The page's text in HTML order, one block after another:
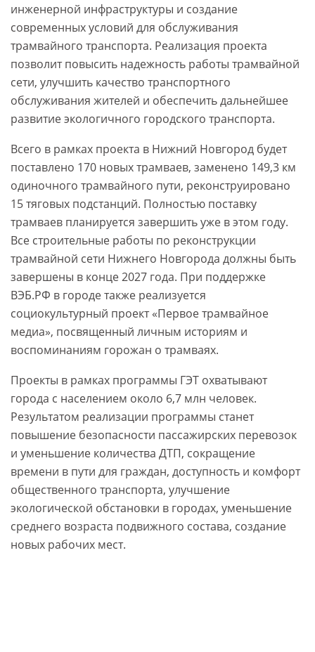
инженерной инфраструктуры и создание
современных условий для обслуживания
трамвайного транспорта. Реализация проекта
позволит повысить надежность работы трамвайной
сети, улучшить качество транспортного
обслуживания жителей и обеспечить дальнейшее
развитие экологичного городского транспорта.
Всего в рамках проекта в Нижний Новгород будет
поставлено 170 новых трамваев, заменено 149,3 км
одиночного трамвайного пути, реконструировано
15 тяговых подстанций. Полностью поставку
трамваев планируется завершить уже в этом году.
Все строительные работы по реконструкции
трамвайной сети Нижнего Новгорода должны быть
завершены в конце 2027 года. При поддержке
ВЭБ.РФ в городе также реализуется
социокультурный проект «Первое трамвайное
медиа», посвященный личным историям и
воспоминаниям горожан о трамваях.
Проекты в рамках программы ГЭТ охватывают
города с населением около 6,7 млн человек.
Результатом реализации программы станет
повышение безопасности пассажирских перевозок
и уменьшение количества ДТП, сокращение
времени в пути для граждан, доступность и комфорт
общественного транспорта, улучшение
экологической обстановки в городах, уменьшение
среднего возраста подвижного состава, создание
новых рабочих мест.